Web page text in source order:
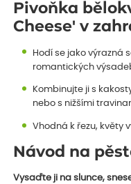
Pivoňka
Cheese' v
Hodí se jako výrazná
romantických
Kombinujte ji s
nebo s nižšími
Vhodná k řezu, květy
Návod na
Vysaďte ji na slunce,